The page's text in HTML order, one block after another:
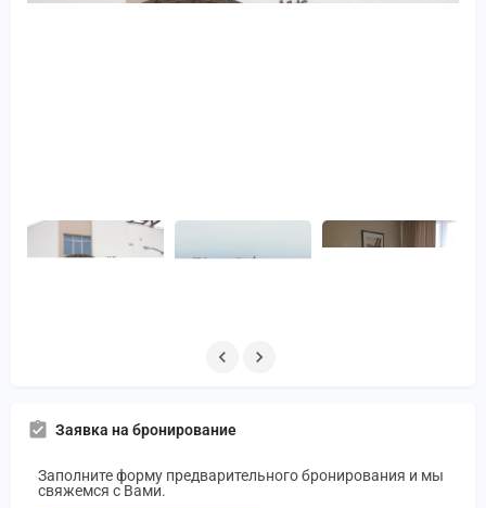
Заявка на бронирование
Заполните форму предварительного бронирования и мы
свяжемся с Вами.